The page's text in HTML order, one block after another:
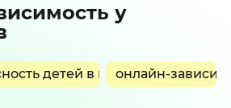
у
детей в интернете
онлайн-